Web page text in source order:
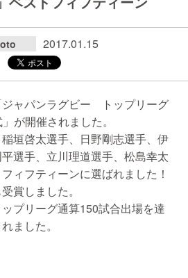
2017.01.15
ジャパンラグビー トップリーグ
が開催されました。
垣啓太選手、日野剛志選手、伊
選手、立川理道選手、松島幸太
ィフティーンに選ばれました！
賞しました。
プリーグ通算150試合出場を達
ました。